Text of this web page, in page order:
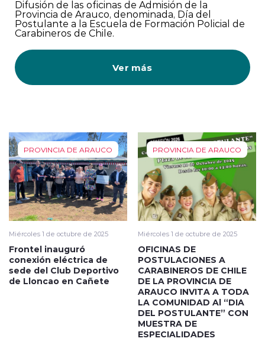
Difusión de las oficinas de Admisión de la
Provincia de Arauco, denominada, Día del
Postulante a la Escuela de Formación Policial de
Carabineros de Chile.
Ver más
PROVINCIA DE ARAUCO
Miércoles 1 de octubre de 2025
Frontel inauguró
conexión eléctrica de
sede del Club Deportivo
de Lloncao en Cañete
PROVINCIA DE ARAUCO
Miércoles 1 de octubre de 2025
OFICINAS DE
POSTULACIONES A
CARABINEROS DE CHILE
DE LA PROVINCIA DE
ARAUCO INVITA A TODA
LA COMUNIDAD Al “DIA
DEL POSTULANTE” CON
MUESTRA DE
ESPECIALIDADES